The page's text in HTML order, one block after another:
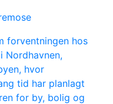
forventningen hos
Nordhavnen,
hvor
tid har planlagt
for by, bolig og